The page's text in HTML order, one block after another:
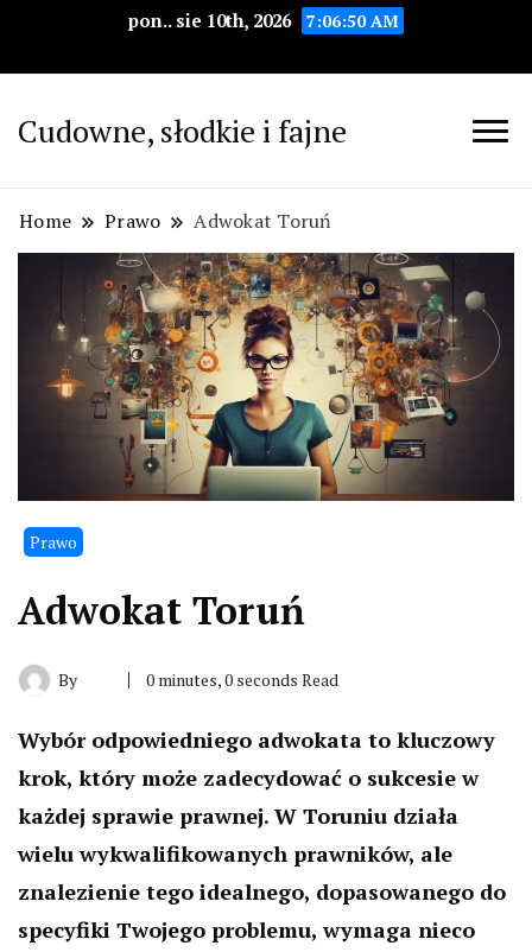
pon.. sie 10th, 2026 7:06:51 AM
Cudowne, słodkie i fajne
Home Prawo Adwokat Toruń
Prawo
Adwokat Toruń
By 0 minutes, 0 seconds Read
Wybór odpowiedniego adwokata to kluczowy
krok, który może zadecydować o sukcesie w
każdej sprawie prawnej. W Toruniu działa
wielu wykwalifikowanych prawników, ale
znalezienie tego idealnego, dopasowanego do
specyfiki Twojego problemu, wymaga nieco